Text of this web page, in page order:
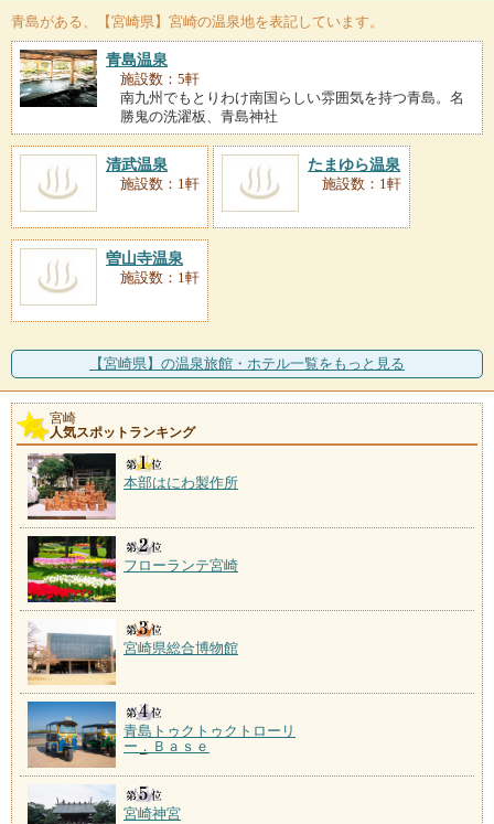
青島がある、【宮崎県】宮崎の温泉地を表記しています。
青島温泉
施設数：5軒
南九州でもとりわけ南国らしい雰囲気を持つ青島。名
勝鬼の洗濯板、青島神社
清武温泉
施設数：1軒
たまゆら温泉
施設数：1軒
曽山寺温泉
施設数：1軒
【宮崎県】の温泉旅館・ホテル一覧をもっと見る
宮崎
人気スポットランキング
本部はにわ製作所
フローランテ宮崎
宮崎県総合博物館
青島トゥクトゥクトローリ
ー．Ｂａｓｅ
宮崎神宮